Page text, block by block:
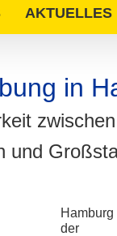
AKTUELLES
in
und
der